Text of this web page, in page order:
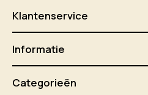
Klantenservice
Informatie
Categorieën